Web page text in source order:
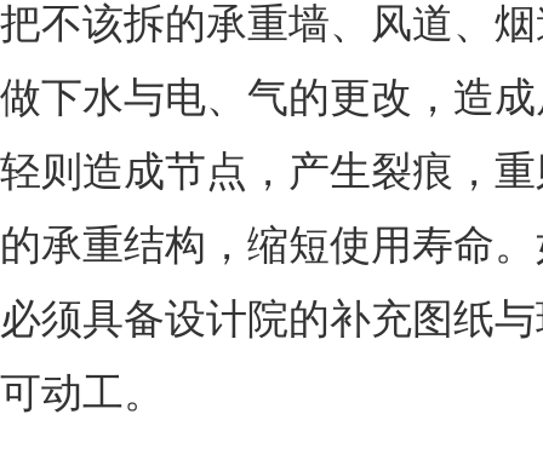
把不该拆的承重墙、风道、
做下水与电、气的更改，造
轻则造成节点，产生裂痕，
的承重结构，缩短使用寿命
必须具备设计院的补充图纸
可动工。